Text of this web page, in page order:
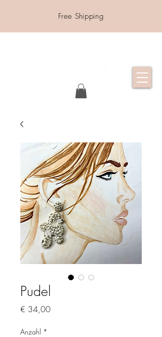
Free Shipping
Pudel
€ 34,00Preis
Anzahl *